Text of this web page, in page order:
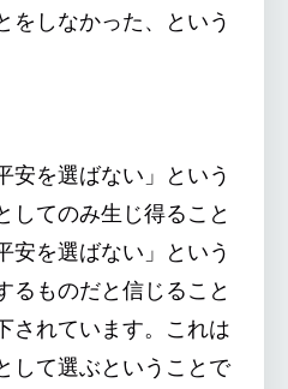
をしなかった、という
安を選ばない」という
してのみ生じ得ること
安を選ばない」という
るものだと信じること
されています。これは
して選ぶということで